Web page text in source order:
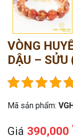
VÒNG
DẬU –
Mã sản phẩm:
Giá 390,000